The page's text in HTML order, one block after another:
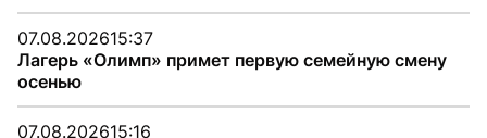
07.08.202615:37
Лагерь «Олимп» примет первую семейную смену
осенью
07.08.202615:16